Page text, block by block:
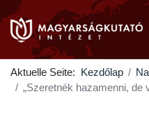
Aktuelle Seite: Kezdőlap
„Szeretnék hazamenni, de